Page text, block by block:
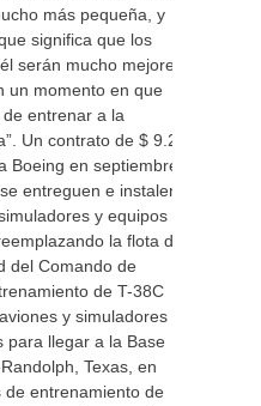
más pequeña, y
significa que los
serán mucho mejores,
un momento en que
entrenar a la
Un contrato de $ 9.2
Boeing en septiembre
entreguen e instalen
y equipos
la flota de
del Comando de
de T-38C
y simuladores T-
para llegar a la Base
Texas, en
de entrenamiento de